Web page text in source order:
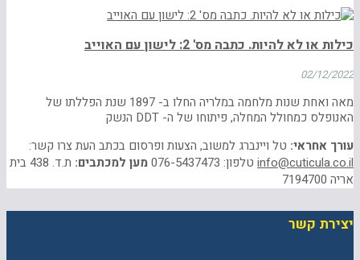
כילות או לא להיות. כתבה מס' 2: לישון עם האוייב
02/12/2022
מאה ואחת שנות מלחמה במלריה החלו ב- 1897 שנת הפללתו של
האנופלס כמחולל המחלה, פיתוחו של ה- DDT הנשק
עורך אחראי: טל ויינברג למשוב, הצעות ופרסום בכתב העת צרו קשר:
info@cuticula.co.il טלפון: 076-5437473 מען למכתבים:
ת.ד. 438 בית
אריה 7194700
יצירת קשר